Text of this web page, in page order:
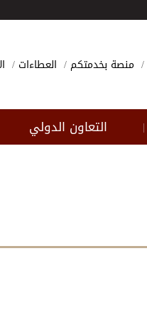
منصة بخدمتكم العطاءات
| التعاون الدولي